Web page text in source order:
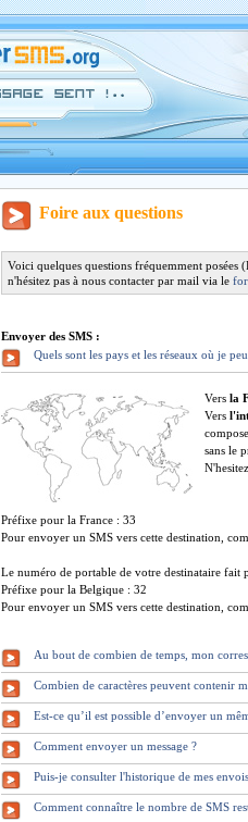
Foire aux questions
Voici quelques questions fréquemment posées
n'hésitez pas à nous contacter par mail via le
Envoyer des SMS :
Quels sont les pays et les réseaux où je
Vers la
Vers
sans le
Préfixe pour la France : 33
Pour envoyer un SMS vers cette destination,
Le numéro de portable de votre destinataire fait
Préfixe pour la Belgique : 32
Pour envoyer un SMS vers cette destination,
Au bout de combien de temps, mon
Combien de caractères peuvent contenir
Est-ce qu’il est possible d’envoyer un
Comment envoyer un message ?
Puis-je consulter l'historique de mes
Comment connaître le nombre de SMS